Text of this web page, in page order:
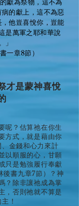
獻為祭物，這不為
的獻上，這不為惡
他豈喜悅你，豈能
是萬軍之耶和華說
」
一章8節）
才是蒙神喜悅
呢？估算祂在你生
方式，就是藉由你
金錢和心力來計
以順服的心，甘願
只是勉強履行奉獻
後書九章7節）？神
？除非讓祂成為掌
，否則祂就不算是
！